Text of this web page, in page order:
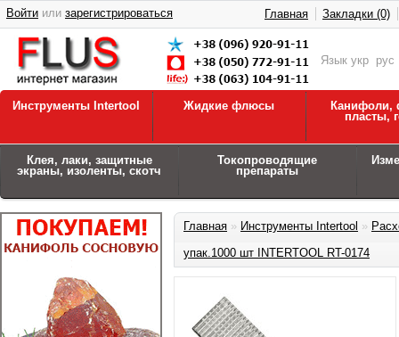
Язык укр рус
Войти или зарегистрироваться Главная Закладки (0)
Инструменты Intertool Жидкие флюсы
Канифоли,
пласты,
Клея, лаки, защитные
экраны, изоленты, скотч
Токопроводящие
препараты
Главная » Инструменты Intertool »
упак.1000 шт INTERTOOL RT-0174